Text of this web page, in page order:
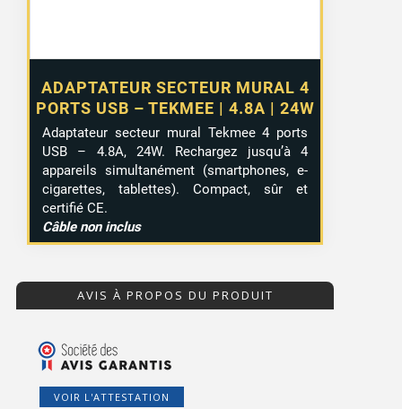
ADAPTATEUR SECTEUR MURAL 4
PORTS USB – TEKMEE | 4.8A | 24W
Adaptateur secteur mural Tekmee 4 ports
USB – 4.8A, 24W. Rechargez jusqu’à 4
appareils simultanément (smartphones, e-
cigarettes, tablettes). Compact, sûr et
certifié CE.
Câble non inclus
AVIS À PROPOS DU PRODUIT
VOIR L'ATTESTATION